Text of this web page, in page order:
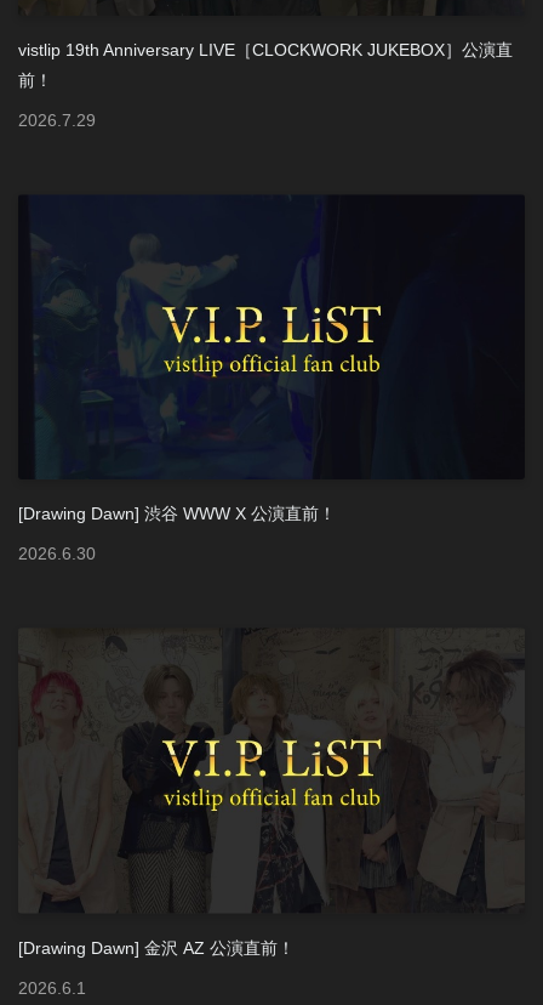
vistlip 19th Anniversary LIVE［CLOCKWORK JUKEBOX］公演直
前！
2026.7.29
[Drawing Dawn] 渋谷 WWW X 公演直前！
2026.6.30
[Drawing Dawn] 金沢 AZ 公演直前！
2026 6 1